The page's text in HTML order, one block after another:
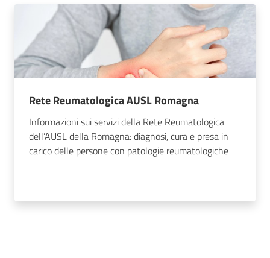
Rete Reumatologica AUSL Romagna
Informazioni sui servizi della Rete Reumatologica
dell’AUSL della Romagna: diagnosi, cura e presa in
carico delle persone con patologie reumatologiche